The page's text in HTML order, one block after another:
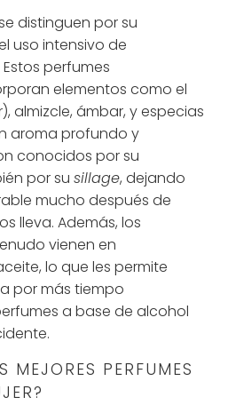
distinguen por su
uso intensivo de
perfumes
elementos como el
almizcle, ámbar, y especias
aroma profundo y
conocidos por su
por susillage, dejando
mucho después de
lleva. Además, los
vienen en
lo que les permite
por más tiempo
a base de alcohol
MEJORES PERFUMES